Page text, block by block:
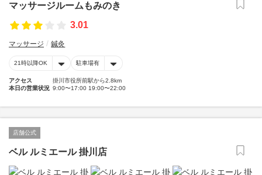
マッサージルームもみのき
3.01
マッサージ 鍼灸
21時以降OK 駐車場有
アクセス
掛川市役所前駅から2.8km
本日の営業状況 9:00〜17:00 19:00〜22:00
店舗公式
ベル ルミエール 掛川店